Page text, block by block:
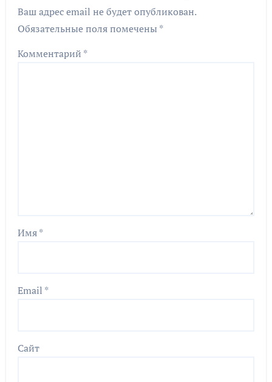
Ваш адрес email не будет опубликован.
Обязательные поля помечены *
Комментарий *
Имя*
Email *
Сайт